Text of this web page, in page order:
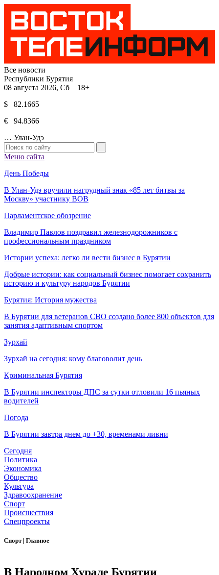
Все новости
Республики Бурятия
08 августа 2026, Сб 18+
$ 82.1665
€ 94.8366
… Улан-Удэ
Меню сайта
День Победы
В Улан-Удэ вручили нагрудный знак «85 лет битвы за
Москву» участнику ВОВ
Парламентское обозрение
Владимир Павлов поздравил железнодорожников с
профессиональным праздником
Истории успеха: легко ли вести бизнес в Бурятии
Добрые истории: как социальный бизнес помогает сохранить
историю и культуру народов Бурятии
Бурятия: История мужества
В Бурятии для ветеранов СВО создано более 800 объектов для
занятия адаптивным спортом
Зурхай
Зурхай на сегодня: кому благоволит день
Криминальная Бурятия
В Бурятии инспекторы ДПС за сутки отловили 16 пьяных
водителей
Погода
В Бурятии завтра днем до +30, временами ливни
Сегодня
Политика
Экономика
Общество
Культура
Здравоохранение
Спорт
Происшествия
Спецпроекты
Спорт | Главное
В Народном Хурале Бурятии